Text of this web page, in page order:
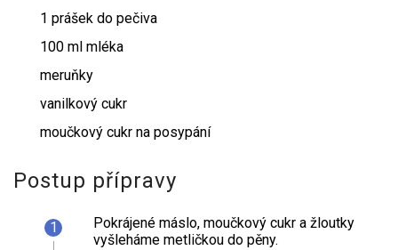
1 prášek do pečiva
100 ml mléka
meruňky
vanilkový cukr
moučkový cukr na posypání
Postup přípravy
Pokrájené máslo, moučkový cukr a žloutky
vyšleháme metličkou do pěny.